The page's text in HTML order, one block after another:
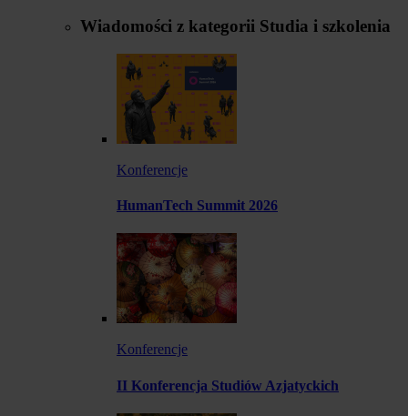
Wiadomości z kategorii Studia i szkolenia
Konferencje
HumanTech Summit 2026
Konferencje
II Konferencja Studiów Azjatyckich